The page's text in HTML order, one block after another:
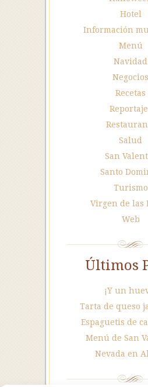
Hotel
Información
Menú
Navidad
Negocios
Recetas
Salud
San
Santo
Turismo
Virgen de las
Web
Últimos
¡Y un
Tarta de queso
Espaguetis de
Menú de San
Nevada en